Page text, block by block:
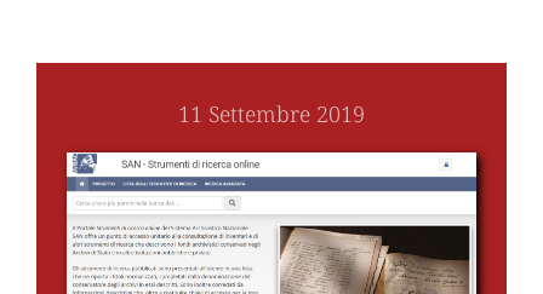
11 Settembre 2019